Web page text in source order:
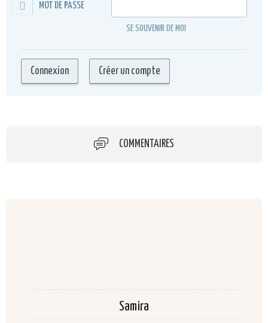
MOT DE PASSE
SE SOUVENIR DE MOI
COMMENTAIRES
Samira